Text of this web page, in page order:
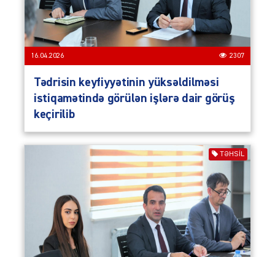
16.04.2026 2307
Tədrisin keyfiyyətinin yüksəldilməsi
istiqamətində görülən işlərə dair görüş
keçirilib
TƏHSIL